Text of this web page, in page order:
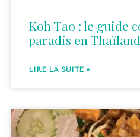
Koh Tao : le guide
paradis en
LIRE LA SUITE »